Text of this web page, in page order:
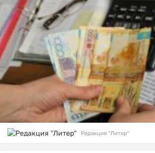
Редакция "Литер"